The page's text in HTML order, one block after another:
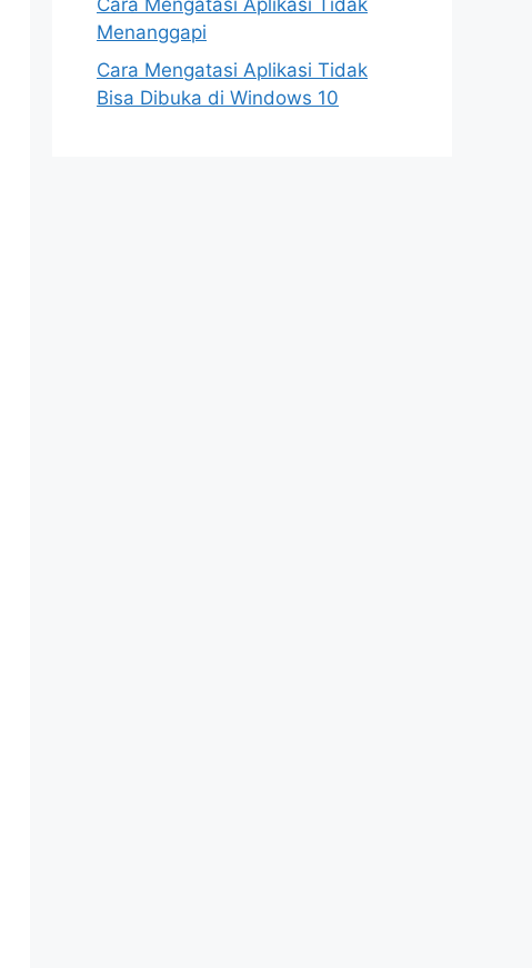
Cara Mengatasi Aplikasi Tidak
Menanggapi
Cara Mengatasi Aplikasi Tidak
Bisa Dibuka di Windows 10